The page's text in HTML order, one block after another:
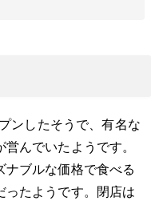
ンしたそうで、有名な
んでいたようです。
ブルな価格で食べる
ったようです。閉店は